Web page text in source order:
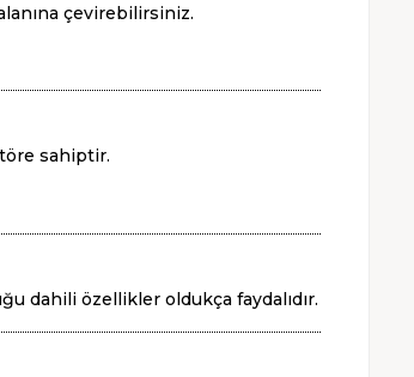
çevirebilirsiniz.
sahiptir.
dahili özellikler oldukça faydalıdır.